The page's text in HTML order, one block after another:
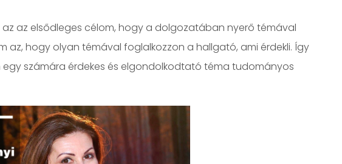
az elsődleges célom, hogy a dolgozatában nyerő témával
az, hogy olyan témával foglalkozzon a hallgató, ami érdekli. Így
számára érdekes és elgondolkodtató téma tudományos